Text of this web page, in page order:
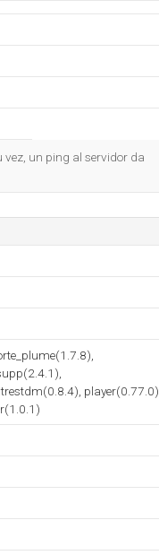
vez, un ping al servidor da
player(0.77.0),